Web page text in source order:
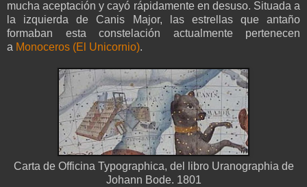
mucha aceptación y cayó rápidamente en desuso. Situada a
la izquierda de Canis Major, las estrellas que antaño
formaban esta constelación actualmente pertenecen
a Monoceros (El Unicornio).
Carta de Officina Typographica, del libro Uranographia de
Johann Bode. 1801